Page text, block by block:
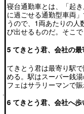
寝台通勤車とは、「起
に過ごせる通勤型車両
うので、1両あたりの人
び出せるものだ。そこ
5 てきとう君、会社の
てきとう君は最寄り駅
める。駅はスーパー銭
フェはサラリーマンで賑
6 てきとう君、会社へ